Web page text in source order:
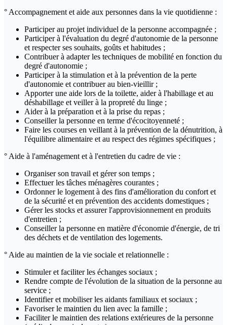
° Accompagnement et aide aux personnes dans la vie quotidienne :
Participer au projet individuel de la personne accompagnée ;
Participer à l'évaluation du degré d'autonomie de la personne
et respecter ses souhaits, goûts et habitudes ;
Contribuer à adapter les techniques de mobilité en fonction du
degré d'autonomie ;
Participer à la stimulation et à la prévention de la perte
d'autonomie et contribuer au bien-vieillir ;
Apporter une aide lors de la toilette, aider à l'habillage et au
déshabillage et veiller à la propreté du linge ;
Aider à la préparation et à la prise du repas ;
Conseiller la personne en terme d'écocitoyenneté ;
Faire les courses en veillant à la prévention de la dénutrition, à
l'équilibre alimentaire et au respect des régimes spécifiques ;
° Aide à l'aménagement et à l'entretien du cadre de vie :
Organiser son travail et gérer son temps ;
Effectuer les tâches ménagères courantes ;
Ordonner le logement à des fins d'amélioration du confort et
de la sécurité et en prévention des accidents domestiques ;
Gérer les stocks et assurer l'approvisionnement en produits
d'entretien ;
Conseiller la personne en matière d'économie d'énergie, de tri
des déchets et de ventilation des logements.
° Aide au maintien de la vie sociale et relationnelle :
Stimuler et faciliter les échanges sociaux ;
Rendre compte de l'évolution de la situation de la personne au
service ;
Identifier et mobiliser les aidants familiaux et sociaux ;
Favoriser le maintien du lien avec la famille ;
Faciliter le maintien des relations extérieures de la personne